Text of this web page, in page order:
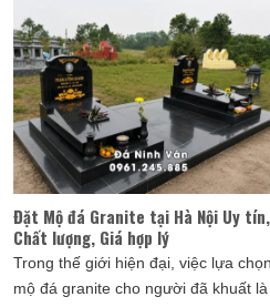
Đặt Mộ đá Granite tại Hà Nội Uy tín,
Chất lượng, Giá hợp lý
Trong thế giới hiện đại, việc lựa chọn
mộ đá granite cho người đã khuất là